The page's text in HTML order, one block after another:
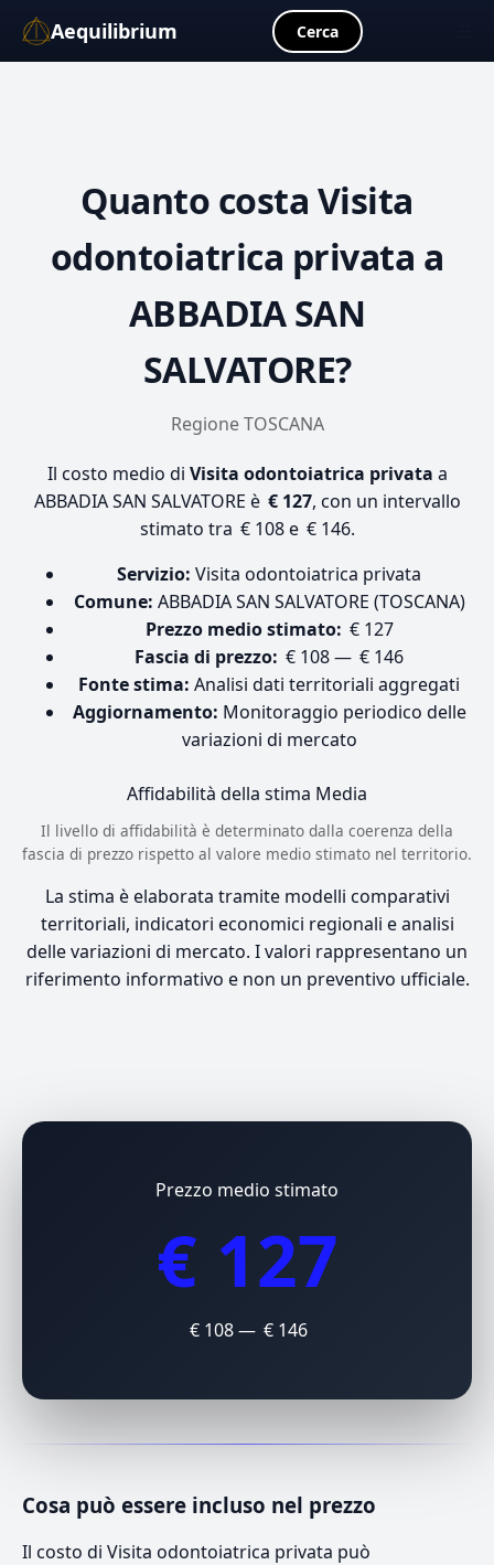
Aequilibrium Cerca
Quanto costa Visita
odontoiatrica privata a
ABBADIA SAN
SALVATORE?
Regione TOSCANA
Il costo medio di Visita odontoiatrica privata a
ABBADIA SAN SALVATORE è € 127, con un intervallo
stimato tra € 108 e € 146.
Servizio: Visita odontoiatrica privata
Comune: ABBADIA SAN SALVATORE (TOSCANA)
Prezzo medio stimato: € 127
Fascia di prezzo: € 108 — € 146
Fonte stima: Analisi dati territoriali aggregati
Aggiornamento: Monitoraggio periodico delle
variazioni di mercato
Affidabilità della stima Media
Il livello di affidabilità è determinato dalla coerenza della
fascia di prezzo rispetto al valore medio stimato nel territorio.
La stima è elaborata tramite modelli comparativi
territoriali, indicatori economici regionali e analisi
delle variazioni di mercato. I valori rappresentano un
riferimento informativo e non un preventivo ufficiale.
Prezzo medio stimato
€ 127
€ 108 — € 146
Cosa può essere incluso nel prezzo
Il costo di Visita odontoiatrica privata può